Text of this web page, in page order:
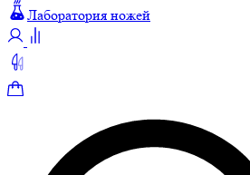
Лаборатория ножей